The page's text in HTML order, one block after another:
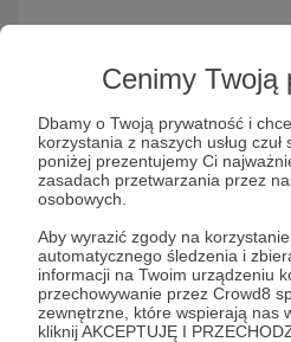
Cenimy Twoją
Dbamy o Twoją prywatność i
korzystania z naszych usług
poniżej prezentujemy Ci
zasadach przetwarzania przez
osobowych.
Aby wyrazić zgody na
automatycznego śledzenia i
informacji na Twoim urządzeniu
przechowywanie przez Crowd8
zewnętrzne, które wspierają nas
kliknij AKCEPTUJĘ I
bonusowe
Słuchaj Champions Way
odcinki dla Patronów w